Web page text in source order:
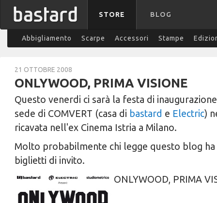
STORE BLOG
Abbigliamento Scarpe Accessori Stampe
21 OTTOBRE 2008
ONLYWOOD, PRIMA VISIONE
Questo venerdi ci sarà la festa di
sede di COMVERT (casa di bastard e Electric)
ricavata nell'ex Cinema Istria a Milano.
Molto probabilmente chi legge questo blog ha
biglietti di invito.
ONLYWOOD, PRIMA